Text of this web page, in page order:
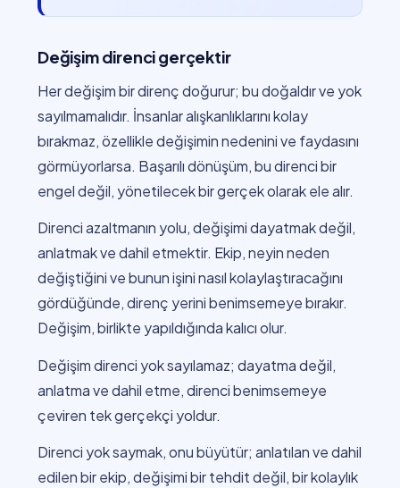
Değişim direnci gerçektir
Her değişim bir direnç doğurur; bu doğaldır ve yok
sayılmamalıdır. İnsanlar alışkanlıklarını kolay
bırakmaz, özellikle değişimin nedenini ve faydasını
görmüyorlarsa. Başarılı dönüşüm, bu direnci bir
engel değil, yönetilecek bir gerçek olarak ele alır.
Direnci azaltmanın yolu, değişimi dayatmak değil,
anlatmak ve dahil etmektir. Ekip, neyin neden
değiştiğini ve bunun işini nasıl kolaylaştıracağını
gördüğünde, direnç yerini benimsemeye bırakır.
Değişim, birlikte yapıldığında kalıcı olur.
Değişim direnci yok sayılamaz; dayatma değil,
anlatma ve dahil etme, direnci benimsemeye
çeviren tek gerçekçi yoldur.
Direnci yok saymak, onu büyütür; anlatılan ve dahil
edilen bir ekip, değişimi bir tehdit değil, bir kolaylık